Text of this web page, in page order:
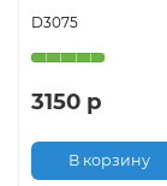
D3075
3150 р
В корзину